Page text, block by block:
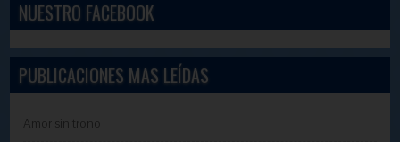
NUESTRO FACEBOOK
PUBLICACIONES MAS LEÍDAS
Amor sin trono